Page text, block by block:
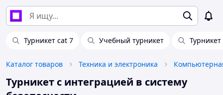
Турникет cat 7 Учебный турникет
Каталог товаров Техника и электроника
Турникет с интеграцией в систему